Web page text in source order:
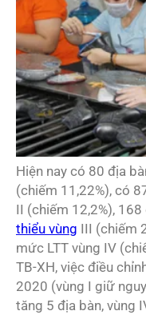
Hiện nay có 80 địa
(chiếm 11,22%), có
II (chiếm 12,2%),
thiểu vùng III (chiếm
mức LTT vùng IV
TB-XH, việc điều
2020 (vùng I giữ
tăng 5 địa bàn, vùng